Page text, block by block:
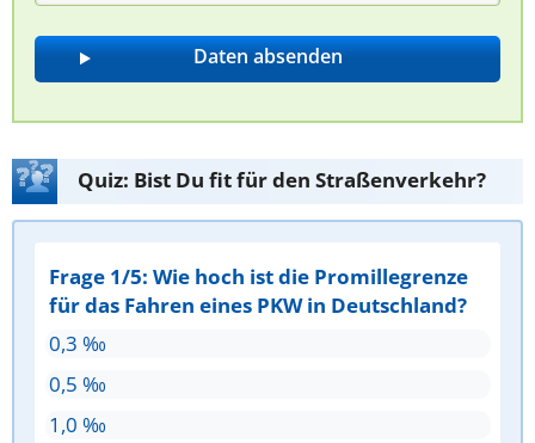
Quiz: Bist Du fit für den Straßenverkehr?
Frage 1/5: Wie hoch ist die Promillegrenze
für das Fahren eines PKW in Deutschland?
0,3 ‰
0,5 ‰
1,0 ‰